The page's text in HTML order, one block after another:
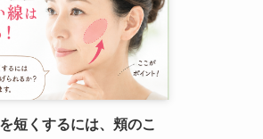
短くするには、頬のこ